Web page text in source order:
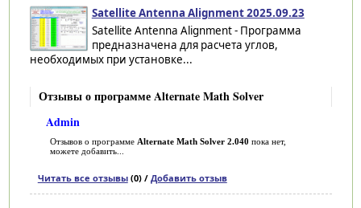
Satellite Antenna Alignment 2025.09.23
Satellite Antenna Alignment - Программа
предназначена для расчета углов,
необходимых при установке...
Отзывы о программе Alternate Math Solver
Admin
Отзывов о программе Alternate Math Solver 2.040 пока нет,
можете добавить...
Читать все отзывы(0) / Добавить отзыв